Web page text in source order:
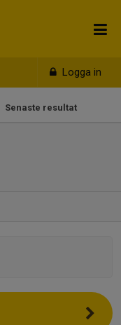
Logga in
Senaste resultat